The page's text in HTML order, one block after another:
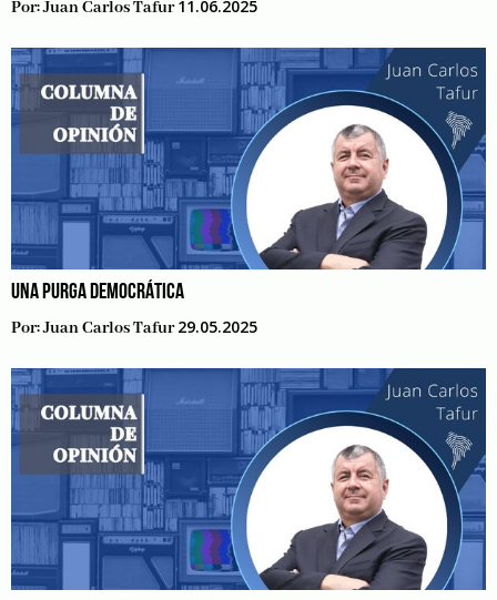
Por:Juan Carlos Tafur 11.06.2025
UNA PURGA DEMOCRÁTICA
Por:Juan Carlos Tafur 29.05.2025